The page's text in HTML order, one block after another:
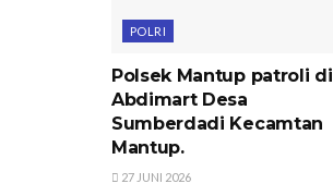
POLRI
Polsek Mantup patroli di
Abdimart Desa
Sumberdadi Kecamtan
Mantup.
27 JUNI 2026